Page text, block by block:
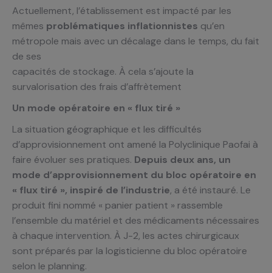
Actuellement, l’établissement est impacté par les
mêmes problématiques inflationnistes qu’en
métropole mais avec un décalage dans le temps, du fait
de ses
capacités de stockage. À cela s’ajoute la
survalorisation des frais d’affrètement
Un mode opératoire en « flux tiré »
La situation géographique et les difficultés
d’approvisionnement ont amené la Polyclinique Paofai à
faire évoluer ses pratiques. Depuis deux ans, un
mode d’approvisionnement du bloc opératoire en
« flux tiré », inspiré de l’industrie, a été instauré. Le
produit fini nommé « panier patient » rassemble
l’ensemble du matériel et des médicaments nécessaires
à chaque intervention. À J-2, les actes chirurgicaux
sont préparés par la logisticienne du bloc opératoire
selon le planning.